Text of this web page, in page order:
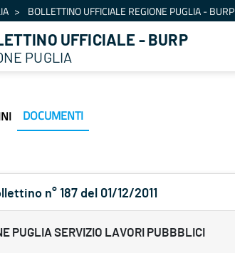
BOLLETTINO UFFICIALE REGIONE PUGLIA - BURP
UFFICIALE - BURP
PUGLIA
DOCUMENTI
n° 187 del 01/12/2011
PUGLIA SERVIZIO LAVORI PUBBBLICI